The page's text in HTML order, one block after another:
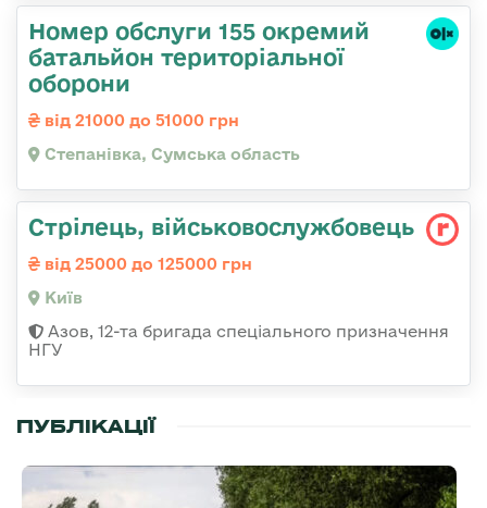
Номер обслуги 155 окремий
батальйон територіальної
оборони
від 21000 до 51000 грн
Степанівка, Сумська область
Стрілець, військовослужбовець
від 25000 до 125000 грн
Київ
Азов, 12-та бригада спеціального призначення
НГУ
ПУБЛІКАЦІЇ